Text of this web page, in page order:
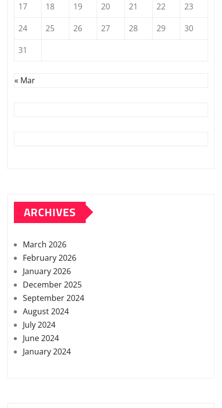
17
18 19 20 21 22
23
24
25 26 27 28 29
30
31
« Mar
ARCHIVES
March 2026
February 2026
January 2026
December 2025
September 2024
August 2024
July 2024
June 2024
January 2024